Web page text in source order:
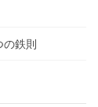
鉄則